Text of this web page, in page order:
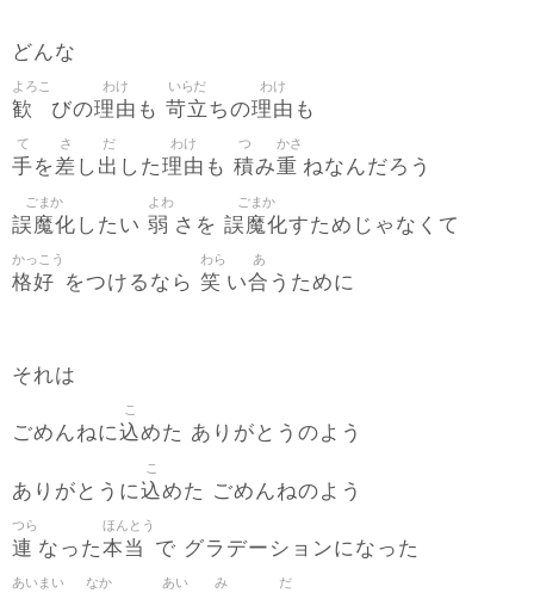
どんな
歓
よろこ
びの理由
わけ
も 苛立
いらだ
ちの理由
わけ
も
手
て
を差
さ
し 出
だ
した理由
わけ
も 積
つ
み重
かさ
ねなんだろう
誤魔化
ごまか
したい 弱
よわ
さを 誤魔化
ごまか
すためじゃなくて
格好
かっこう
をつけるなら 笑
わら
い合
あ
うために
それは
ごめんねに込
こ
めた ありがとうのよう
ありがとうに込
こ
めた ごめんねのよう
連
つら
なった本当
ほんとう
で グラデーションになった
あいまい なか あい み だ